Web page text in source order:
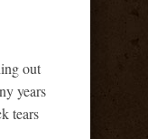
out
years
tears